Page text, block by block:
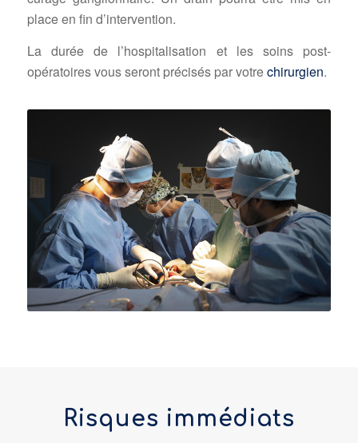
place en fin d’intervention.
La durée de l’hospitalisation et les soins post-
opératoires vous seront précisés par votrechirurgien.
Risques immédiats